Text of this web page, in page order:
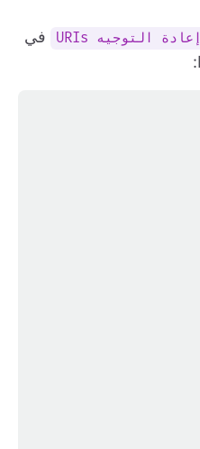
إعادة التوجيه URIs
في